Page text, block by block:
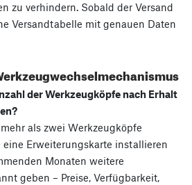
zu verhindern. Sobald der Versand
Versandtabelle mit genauen Daten
der Werkzeugköpfe nach Erhalt
als zwei Werkzeugköpfe
Erweiterungskarte installieren
Monaten weitere
geben – Preise, Verfügbarkeit,